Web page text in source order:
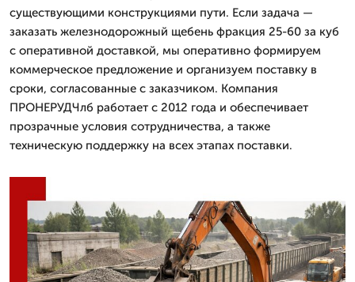
существующими конструкциями пути. Если задача —
заказать железнодорожный щебень фракция 25-60 за куб
с оперативной доставкой, мы оперативно формируем
коммерческое предложение и организуем поставку в
сроки, согласованные с заказчиком. Компания
ПРОНЕРУДЧлб работает с 2012 года и обеспечивает
прозрачные условия сотрудничества, а также
техническую поддержку на всех этапах поставки.